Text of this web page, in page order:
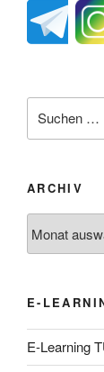
nach:
ARCHIV
E-
E-Learning